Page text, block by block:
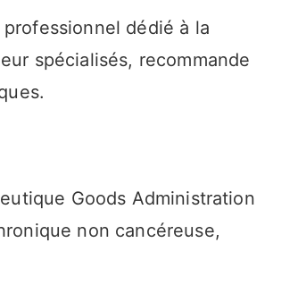
dédié à la
spécialisés, recommande
Goods Administration
non cancéreuse,